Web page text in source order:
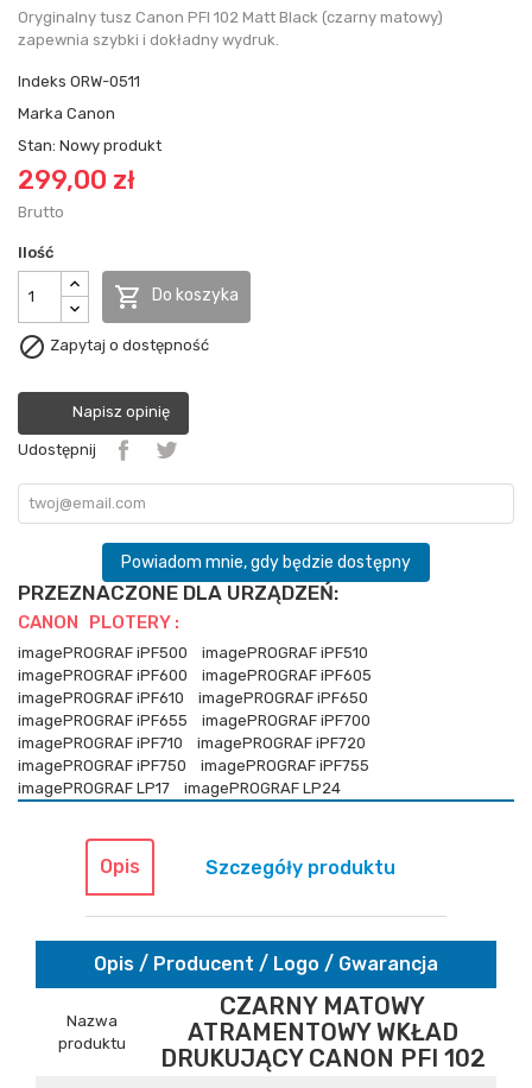
Oryginalny tusz Canon PFI 102 Matt Black (czarny matowy)
zapewnia szybki i dokładny wydruk.
Indeks ORW-0511
Marka Canon
Stan: Nowy produkt
299,00 zł
Brutto
Ilość
 Do koszyka
 Zapytaj o dostępność
Napisz opinię
Udostępnij
Powiadom mnie, gdy będzie dostępny
PRZEZNACZONE DLA URZĄDZEŃ:
CANON PLOTERY :
imagePROGRAF iPF500
imagePROGRAF iPF510
imagePROGRAF iPF600
imagePROGRAF iPF605
imagePROGRAF iPF610
imagePROGRAF iPF650
imagePROGRAF iPF655
imagePROGRAF iPF700
imagePROGRAF iPF710
imagePROGRAF iPF720
imagePROGRAF iPF750
imagePROGRAF iPF755
imagePROGRAF LP17
imagePROGRAF LP24
Opis Szczegóły produktu
Opis / Producent / Logo / Gwarancja
Nazwa
produktu
CZARNY MATOWY
ATRAMENTOWY WKŁAD
DRUKUJĄCY CANON PFI 102